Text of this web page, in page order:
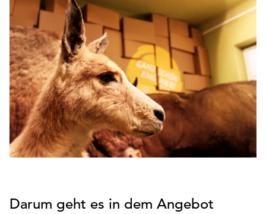
den
Betrieb
der
Seite
notwendig
sind
(funktionale
Cookies),
sowie
solche,
die
lediglich
Statistikzwecken
Darum geht es in dem Angebot